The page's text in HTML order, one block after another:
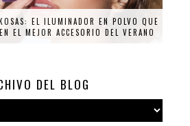
EL ILUMINADOR EN POLVO QUE
EL MEJOR ACCESORIO DEL VERANO
DEL BLOG